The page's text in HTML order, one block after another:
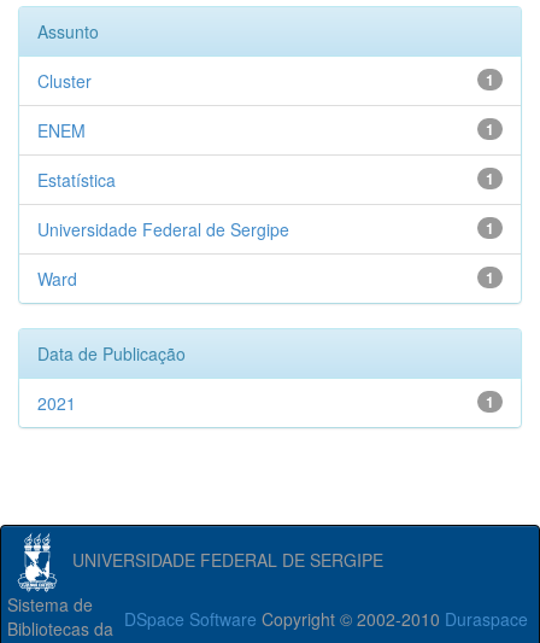
Assunto
1
Cluster
1
ENEM
1
Estatística
1
Universidade Federal de Sergipe
1
Ward
Data de Publicação
1
2021
UNIVERSIDADE FEDERAL DE SERGIPE
DSpace Software Copyright © 2002-2010 Duraspace
Sistema de
Bibliotecas da